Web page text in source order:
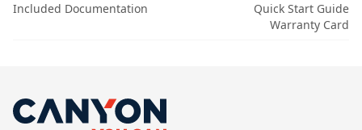
Included Documentation
Quick Start Guide
Warranty Card